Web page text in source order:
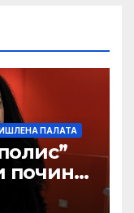
ПАЛАТА
почина